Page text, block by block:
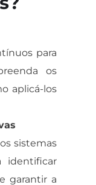
para
os
aplicá-los
sistemas
identificar
garantir a